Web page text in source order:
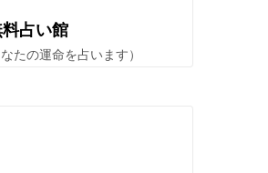
料占い館
たの運命を占います）